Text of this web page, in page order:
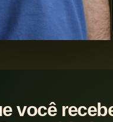
você